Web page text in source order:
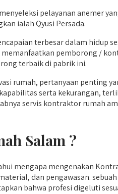
pelayanan anemer
ialah Qyusi Persada.
terbesar dalam hidup
pemborong /
terbaik di pabrik ini.
rumah, pertanyaan penting
serta kekurangan,
servis kontraktor rumah
Salam ?
mengapa mengenakan
dan pengawasan.
bahwa profesi digeluti